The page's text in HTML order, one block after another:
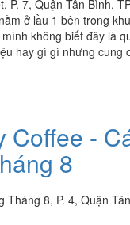
Coffee
Nhất
P. 7, Quận Tân Bình,